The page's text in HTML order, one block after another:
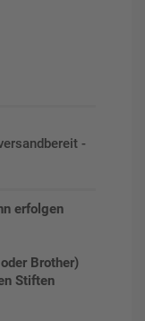
-
erfolgen
Brother)
Stiften